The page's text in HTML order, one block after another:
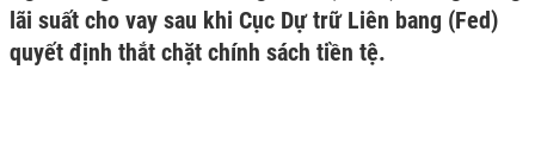
lãi suất cho vay sau khi Cục Dự trữ Liên bang (Fed)
quyết định thắt chặt chính sách tiền tệ.